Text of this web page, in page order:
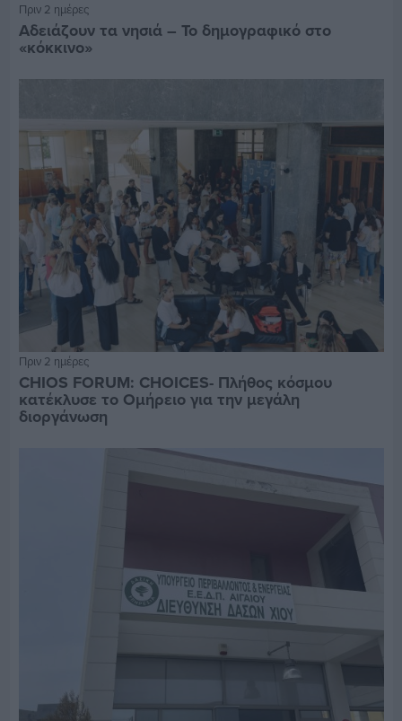
Πριν 2 ημέρες
Αδειάζουν τα νησιά – Το δημογραφικό στο
«κόκκινο»
Πριν 2 ημέρες
CHIOS FORUM: CHOICES- Πλήθος κόσμου
κατέκλυσε το Ομήρειο για την μεγάλη
διοργάνωση